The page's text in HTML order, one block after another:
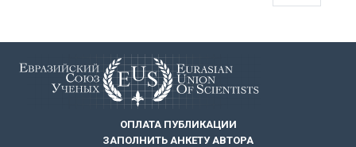
ОПЛАТА ПУБЛИКАЦИИ
ЗАПОЛНИТЬ АНКЕТУ АВТОРА